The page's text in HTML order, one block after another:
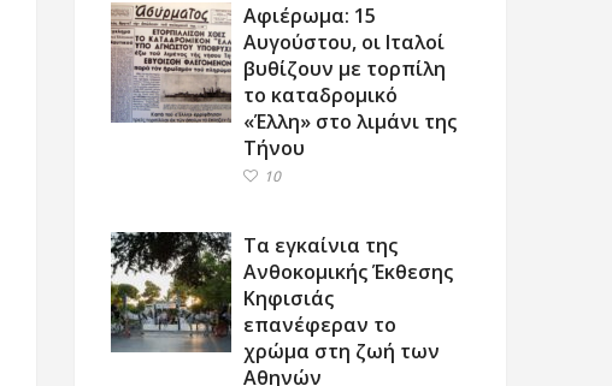
Αφιέρωμα: 15
Αυγούστου, οι Ιταλοί
βυθίζουν με τορπίλη
το καταδρομικό
«Έλλη» στο λιμάνι της
Τήνου
10
Τα εγκαίνια της
Ανθοκομικής Έκθεσης
Κηφισιάς
επανέφεραν το
χρώμα στη ζωή των
Αθηνών